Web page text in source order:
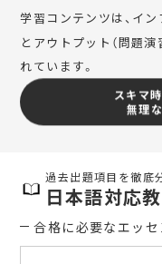
学習コンテンツは、イン
とアウトプット（問題演
れています。
スキマ
無理
過去出題項目を徹底
日本語対応
合格に必要なエッ